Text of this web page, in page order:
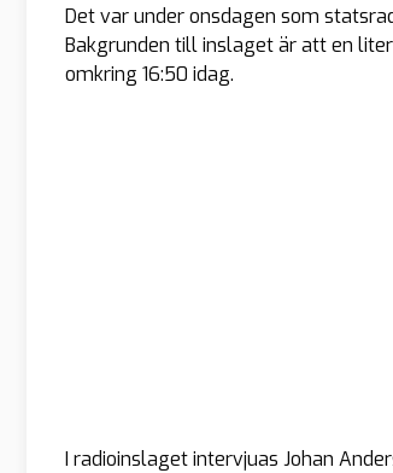
Det var under onsdagen som
Bakgrunden till inslaget är att en
omkring 16:50 idag.
I radioinslaget intervjuas Johan